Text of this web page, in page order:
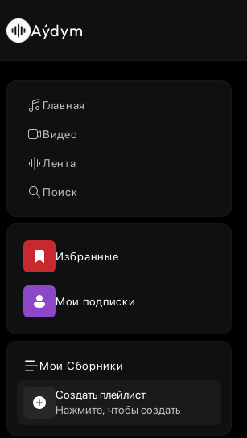
Главная
Видео
Лента
Поиск
Избранные
Мои подписки
Мои Сборники
Создать плейлист
Нажмите, чтобы создать
Aýdym